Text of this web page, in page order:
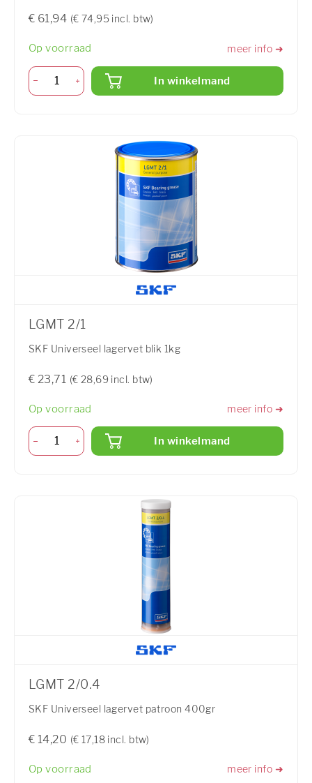
€ 61,94 (€ 74,95 incl. btw)
Op voorraad meer info ➜
In winkelmand
LGMT 2/1
SKF Universeel lagervet blik 1kg
€ 23,71 (€ 28,69 incl. btw)
Op voorraad meer info ➜
In winkelmand
LGMT 2/0.4
SKF Universeel lagervet patroon 400gr
€ 14,20 (€ 17,18 incl. btw)
Op voorraad meer info ➜